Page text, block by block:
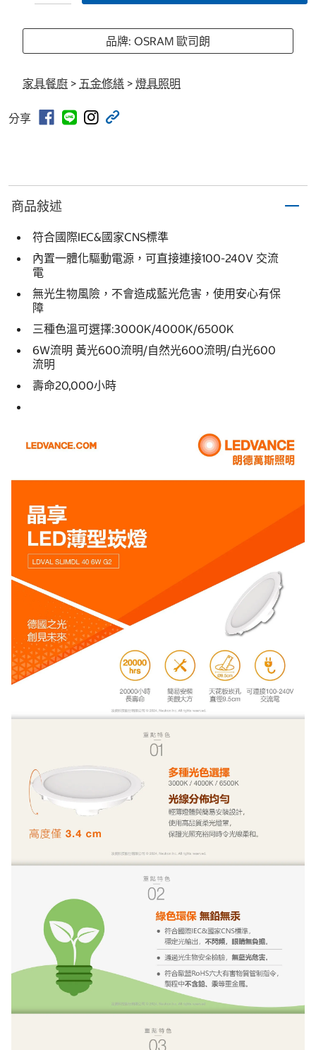
品牌: OSRAM 歐司朗
家具餐廚 > 五金修繕 > 燈具照明
分享
商品敍述
符合國際IEC&國家CNS標準
內置一體化驅動電源，可直接連接100-240V 交流
電
無光生物風險，不會造成藍光危害，使用安心有保
障
三種色溫可選擇:3000K/4000K/6500K
6W流明 黃光600流明/自然光600流明/白光600
流明
壽命20,000小時